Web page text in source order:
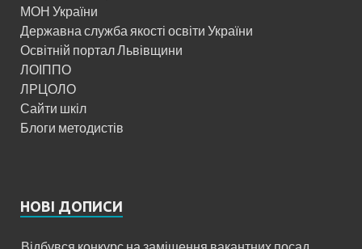
МОН України
Державна служба якості освіти України
Освітній портал Львівщини
ЛОІППО
ЛРЦОЛО
Сайти шкіл
Блоги методистів
НОВІ ДОПИСИ
Відбувся конкурс на заміщення вакантних посад